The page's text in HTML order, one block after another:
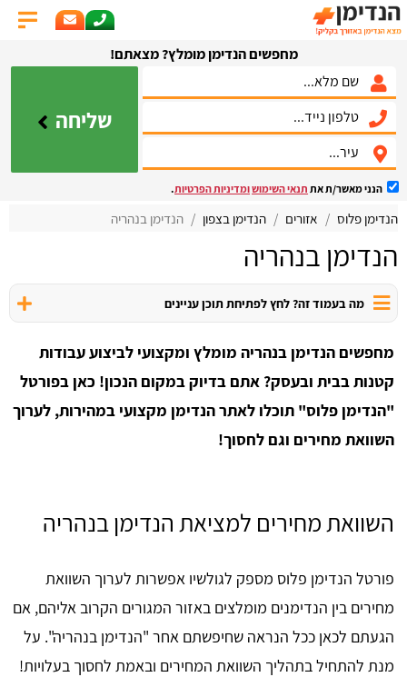
מחפשים הנדימן מומלץ? מצאתם!
שליחה
הנני מאשר/ת את תנאי השימושומדיניות הפרטיות.
הנדימן פלוס אזורים הנדימן בצפון הנדימן בנהריה
הנדימן בנהריה
מה בעמוד זה? לחץ לפתיחת תוכן עניינים
מחפשים הנדימן בנהריה מומלץ ומקצועי לביצוע עבודות
קטנות בבית ובעסק? אתם בדיוק במקום הנכון! כאן בפורטל
"הנדימן פלוס" תוכלו לאתר הנדימן מקצועי במהירות, לערוך
השוואת מחירים וגם לחסוך!
השוואת מחירים למציאת הנדימן בנהריה
פורטל הנדימן פלוס מספק לגולשיו אפשרות לערוך השוואת
מחירים בין הנדימנים מומלצים באזור המגורים הקרוב אליהם, אם
הגעתם לכאן ככל הנראה שחיפשתם אחר "הנדימן בנהריה". על
מנת להתחיל בתהליך השוואת המחירים ובאמת לחסוך בעלויות!